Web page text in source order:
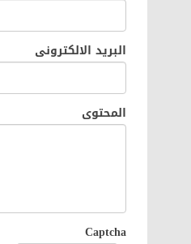
البريد الالكترونى
المحتوى
Captcha